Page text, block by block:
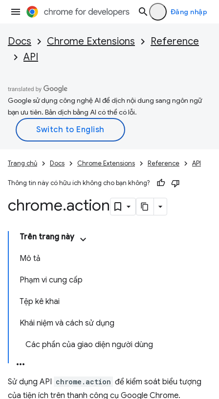
Đăng nhập
Docs Chrome Extensions
Reference
API
Google sử dụng công nghệ AI để dịch nội dung sang ngôn ngữ
bạn ưu tiên. Bản dịch bằng AI có thể có lỗi.
Trang chủ Docs Chrome Extensions Reference API
Thông tin này có hữu ích không cho bạn không?
chrome.action
Trên trang này
Mô tả
Phạm vi cung cấp
Tệp kê khai
Khái niệm và cách sử dụng
Các phần của giao diện người dùng
Sử dụng API chrome.action để kiểm soát biểu tượng
của tiện ích trên thanh công cụ Google Chrome.